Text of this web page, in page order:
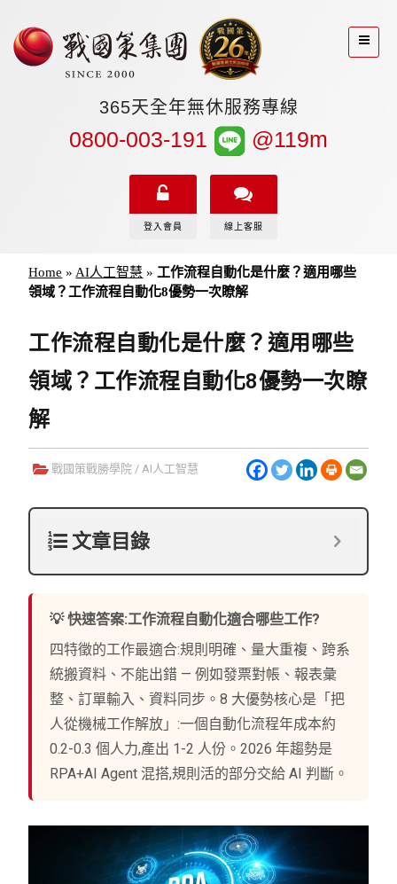
365天全年無休服務專線
0800-003-191 @119m
登入會員 線上客服
Home »AI人工智慧 »工作流程自動化是什麼？適用哪些
領域？工作流程自動化8優勢一次瞭解
工作流程自動化是什麼？適用哪些
領域？工作流程自動化8優勢一次瞭
解
戰國策戰勝學院 /AI人工智慧
文章目錄
💡 快速答案:工作流程自動化適合哪些工作?
四特徵的工作最適合:規則明確、量大重複、跨系
統搬資料、不能出錯 — 例如發票對帳、報表彙
整、訂單輸入、資料同步。8 大優勢核心是「把
人從機械工作解放」:一個自動化流程年成本約
0.2-0.3 個人力,產出 1-2 人份。2026 年趨勢是
RPA+AI Agent 混搭,規則活的部分交給 AI 判斷。